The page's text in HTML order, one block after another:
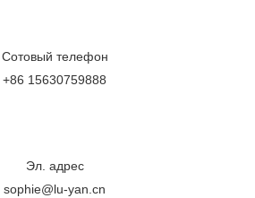
Сотовый телефон
+86 15630759888
Эл. адрес
sophie@lu-yan.cn